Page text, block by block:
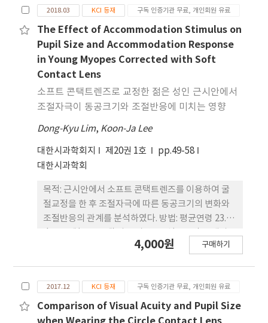
을 박명시 유사 환경 상태로 가정하였다. 동공 크기와
등가디포커스와 등가착란원의 상관 분석을 실시하였
다. 결과: 대상자의 동공 크기를 3 mm, maximum으
로 나뉘어 고위수차를 측정하였을 때, RMS는
0.30±0.13 ㎛ 및 0.38±0.15 ㎛로 나타났다. 총 고위
수차의 등가디포커스가 동공 크기 3mm에서
0.28±0.14 D와 maximum에서 0.41±0.16 D 이었
고, 유의한 차이를 보였다(p=0.000). 동공 크기 3
mm와 maximum 에서 구면수차, 코마수차, 트레포
D, 0.02 D 이었고, 구면수차(p=0.000) 및 코마수차
(p=0.000)에서 유의한 차이가 있었다. 등가디포커스
와 등가착란원 사이에서 유의한 양의 상관관계가 존
재하였다(총 고위수차(R2=0.7045, p<0.01), 구면수
차(R2=0.9376, p<0.01), 코마 수차(R2=0.8429,
p<0.01), 트레포일수차(R2=0.7824, p<0.01)). 결론:
수차 측정 결과를 등가디포커스로 나타내어 교정이
있을 것으로 예측되어 고위수차의 시각적 불편함에
대한 연구가 중요하다고 사료된다.
2018.03 KCI 등재 구독 인증기관 무료, 개인회원 유료
The Effect of Accommodation Stimulus on
Pupil Size and Accommodation Response
in Young Myopes Corrected with Soft
Contact Lens
소프트 콘택트렌즈로 교정한 젊은 성인 근시안에서
조절자극이 동공크기와 조절반응에 미치는 영향
Dong-Kyu Lim, Koon-Ja Lee
대한시과학회지 제20권 1호
pp.49-58
대한시과학회
목적: 근시안에서 소프트 콘택트렌즈를 이용하여 굴
절교정을 한 후 조절자극에 따른 동공크기의 변화와
조절반응의 관계를 분석하였다. 방법: 평균연령 23.15
로 하였으며, 검사실 조도 100 lx에서 동공크기는 나
밝은 박명시 상태에서 주시거리 3.5 m와 25 cm에서
측정하였다. 조절력은 푸쉬업검사(push up test),
조절반응은 개방형자동굴절력계를 사용하여 측정하
4,000원 구매하기
2017.12 KCI 등재 구독 인증기관 무료, 개인회원 유료
Comparison of Visual Acuity and Pupil Size